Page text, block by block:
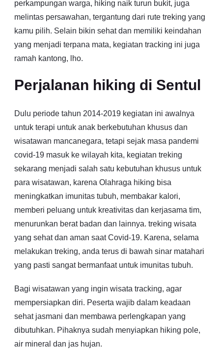
perkampungan warga, hiking naik turun bukit, juga
melintas persawahan, tergantung dari rute treking yang
kamu pilih. Selain bikin sehat dan memiliki keindahan
yang menjadi terpana mata, kegiatan tracking ini juga
ramah kantong, lho.
Perjalanan hiking di Sentul
Dulu periode tahun 2014-2019 kegiatan ini awalnya
untuk terapi untuk anak berkebutuhan khusus dan
wisatawan mancanegara, tetapi sejak masa pandemi
covid-19 masuk ke wilayah kita, kegiatan treking
sekarang menjadi salah satu kebutuhan khusus untuk
para wisatawan, karena Olahraga hiking bisa
meningkatkan imunitas tubuh, membakar kalori,
memberi peluang untuk kreativitas dan kerjasama tim,
menurunkan berat badan dan lainnya. treking wisata
yang sehat dan aman saat Covid-19. Karena, selama
melakukan treking, anda terus di bawah sinar matahari
yang pasti sangat bermanfaat untuk imunitas tubuh.
Bagi wisatawan yang ingin wisata tracking, agar
mempersiapkan diri. Peserta wajib dalam keadaan
sehat jasmani dan membawa perlengkapan yang
dibutuhkan. Pihaknya sudah menyiapkan hiking pole,
air mineral dan jas hujan.